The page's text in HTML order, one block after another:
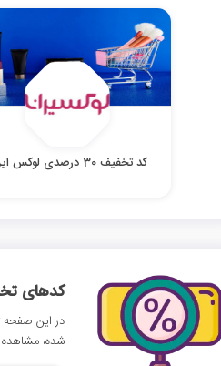
کد تخفیف 30 درصدی لوکس ایرانا
کدهای
در این صفحه
شده، مشاهده